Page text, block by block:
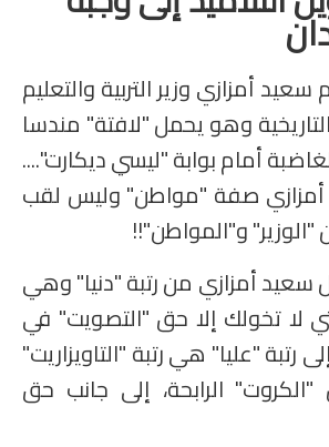
المستوى السادس
فروض و امتحانات
التقويم التشخيصي
المرحلة الثانية
الإمتحان الموحد المحلي
المرحلة الثالثة
أمزازي وزير التربية والتعليم
وهو يحمل "لافتة" مندسا
أمام بوابة "ليسي ديكارت"....
أمزازي صفة "مواطن" وليس لقب
"الوزير" و"المواطن"!!
سعيد أمزازي من رتبة "دنيا" وهي
لا تخولك إلا حق "التصويت" في
إلى رتبة "عليا" هي رتبة "التاويزاريت"
الرابحة، إلى جانب حق